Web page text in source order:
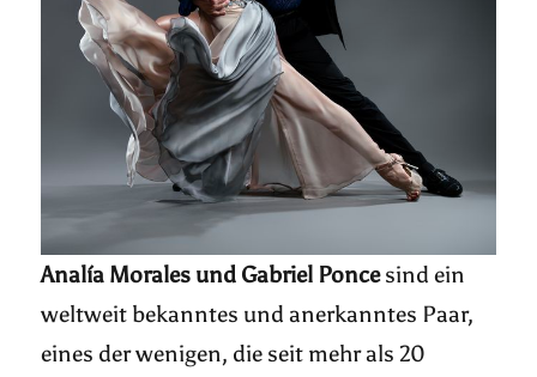
Analía Morales und Gabriel Poncesind ein
weltweit bekanntes und anerkanntes Paar,
eines der wenigen, die seit mehr als 20